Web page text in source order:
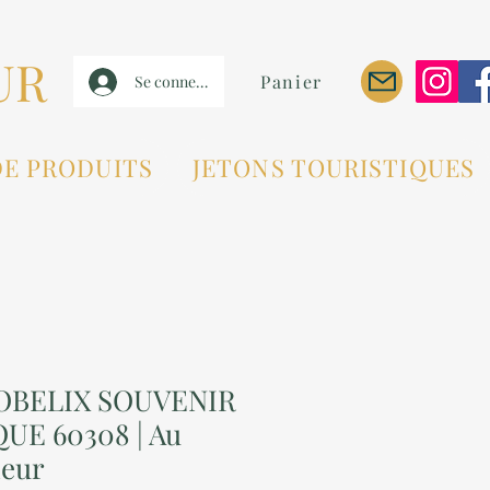
Se connecter Panier
PRODUITS JETONS TOURISTIQUES
SOUVENIR
60308 | Au